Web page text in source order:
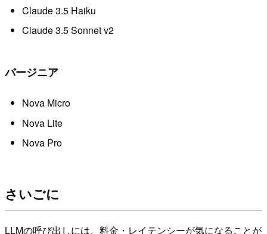
Claude 3.5 Haiku
Claude 3.5 Sonnet v2
バージニア
Nova Micro
Nova Lite
Nova Pro
さいごに
LLMの呼び出しには、料金・レイテンシーが気になることが